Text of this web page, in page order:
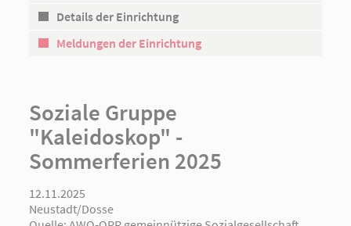
AWO Ortsverein Rheinsberg
Details der Einrichtung
Meldungen der Einrichtung
Soziale Gruppe
"Kaleidoskop" -
Sommerferien 2025
12.11.2025
Neustadt/Dosse